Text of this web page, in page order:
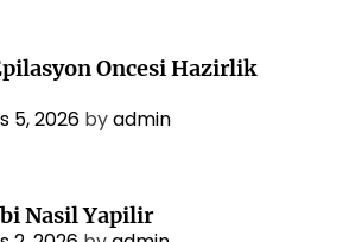
Oncesi Hazirlik
5, 2026 byadmin
Nasil Yapilir